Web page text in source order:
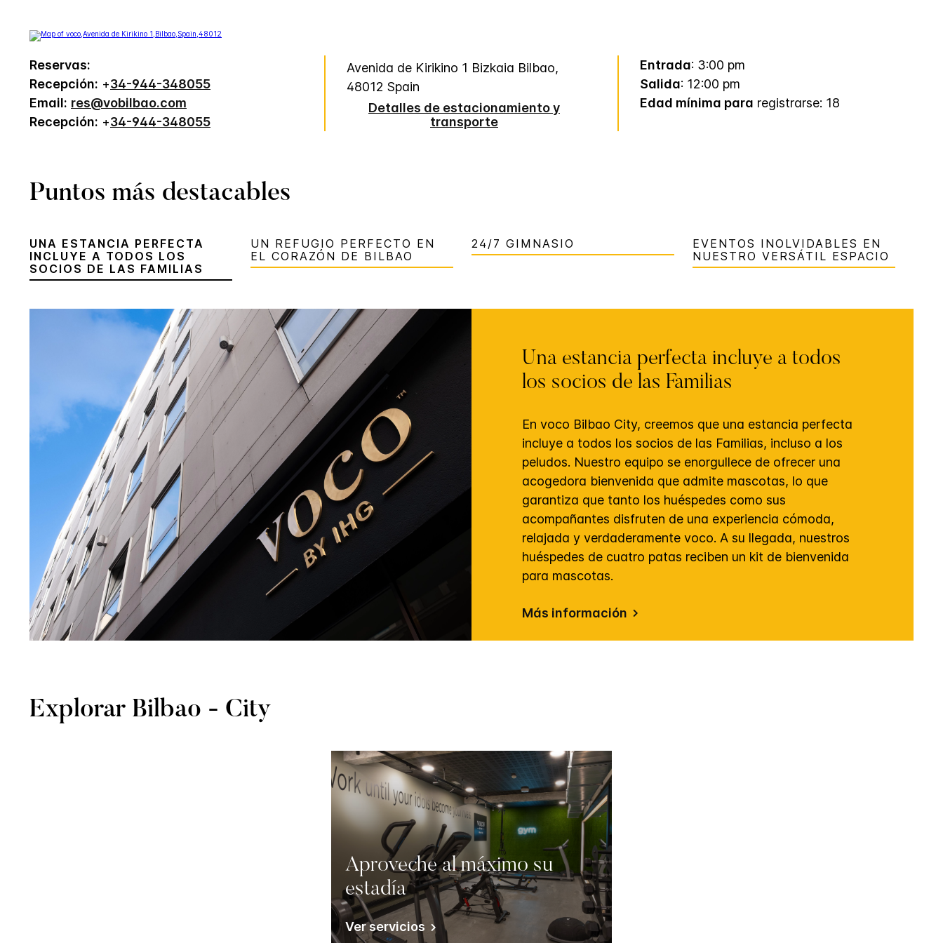
Reservas:
Recepción: +34-944-348055
Email: res@vobilbao.com
Recepción: +34-944-348055
Avenida de Kirikino 1 Bizkaia Bilbao,
48012 Spain
Detalles de estacionamiento y
transporte
Entrada: 3:00 pm
Salida: 12:00 pm
Edad mínima para registrarse: 18
Puntos más destacables
UNA ESTANCIA PERFECTA
INCLUYE A TODOS LOS
SOCIOS DE LAS FAMILIAS
UN REFUGIO PERFECTO EN
EL CORAZÓN DE BILBAO
24/7 GIMNASIO
EVENTOS INOLVIDABLES EN
NUESTRO VERSÁTIL ESPACIO
Una estancia perfecta incluye a todos
los socios de las Familias
En voco Bilbao City, creemos que una estancia perfecta
incluye a todos los socios de las Familias, incluso a los
peludos. Nuestro equipo se enorgullece de ofrecer una
acogedora bienvenida que admite mascotas, lo que
garantiza que tanto los huéspedes como sus
acompañantes disfruten de una experiencia cómoda,
relajada y verdaderamente voco. A su llegada, nuestros
huéspedes de cuatro patas reciben un kit de bienvenida
para mascotas.
Más información
Explorar Bilbao - City
Aproveche al máximo su
estadía
Ver servicios